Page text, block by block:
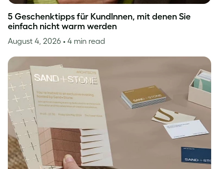
5 Geschenktipps für KundInnen, mit denen Sie
einfach nicht warm werden
August 4, 2026 • 4 min read